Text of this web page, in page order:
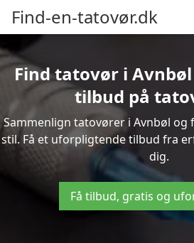
Find-en-tatovør.dk
Find tatovør i
tilbud på
Sammenlign tatovører i Avnbøl og
stil. Få et uforpligtende tilbud fra
dig.
Få tilbud, gratis og